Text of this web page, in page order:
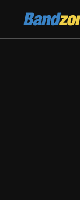
Bandzone.cz
žijeme hudbou